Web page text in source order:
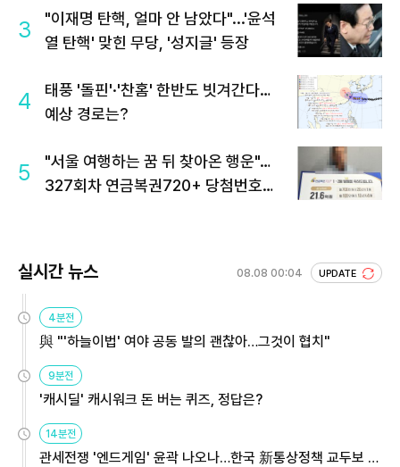
3
"이재명 탄핵, 얼마 안 남았다"...'윤석
열 탄핵' 맞힌 무당, '성지글' 등장
4
태풍 '돌핀'·'찬홈' 한반도 빗겨간다…
예상 경로는?
5
"서울 여행하는 꿈 뒤 찾아온 행운"…
327회차 연금복권720+ 당첨번호조
실시간 뉴스 08.08 00:04 UPDATE
4분전
與 "'하늘이법' 여야 공동 발의 괜찮아…그것이 협치"
9분전
'캐시딜' 캐시워크 돈 버는 퀴즈, 정답은?
14분전
관세전쟁 '엔드게임' 윤곽 나오나…한국 新통상정책 교두보 활